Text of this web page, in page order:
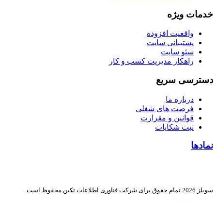
خدمات ویژه
واقعیت افزوده
پشتیبانی سایت
سئو سایت
راهکار مدیریت کسب و کار
دسترسی سریع
درباره ما
فرصت های شغلی
قوانین و مقرارت
ثبت شکایات
نمادها
سوبلز 2026 تمام حقوق برای شرکت فناوری اطلاعات تکین محفوظ است.